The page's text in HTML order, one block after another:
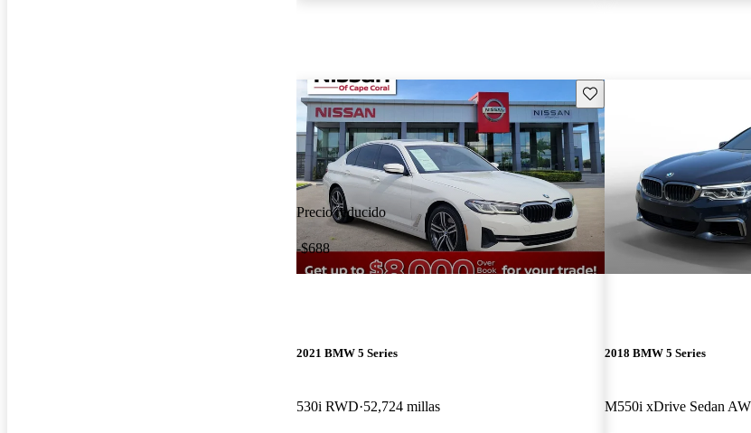
Precio reducido
-$688
Guarda este Aviso
2021 BMW 5 Series
530i RWD 52,724 millas
2018 BMW 5 Series
M550i xDrive Sedan